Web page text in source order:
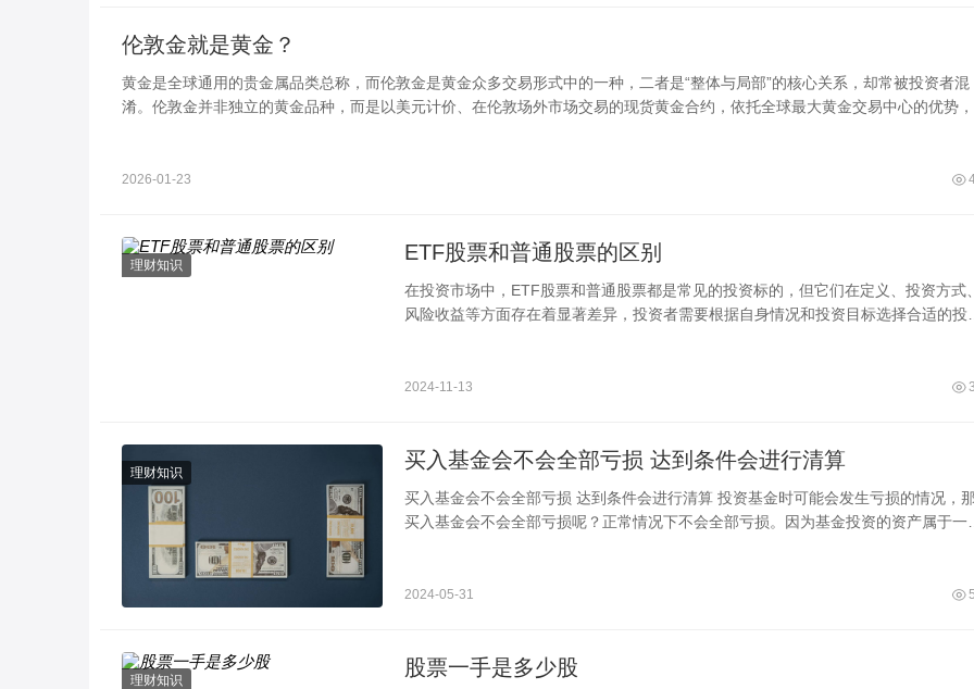
伦敦金就是黄金？
黄金是全球通用的贵金属品类总称，而伦敦金是黄金众多交易形式中的一种，二者是“整体与局部”的核心关系，却常被投资者混
淆。伦敦金并非独立的黄金品种，而是以美元计价、在伦敦场外市场交易的现货黄金合约，依托全球最大黄金交易中心的优势，
2026-01-23
理财知识
ETF股票和普通股票的区别
在投资市场中，ETF股票和普通股票都是常见的投资标的，但它们在定义、投资方式、
风险收益等方面存在着显著差异，投资者需要根据自身情况和投资目标选择合适的投资
2024-11-13
理财知识
买入基金会不会全部亏损 达到条件会进行清算
买入基金会不会全部亏损 达到条件会进行清算 投资基金时可能会发生亏损的情况，那么
买入基金会不会全部亏损呢？正常情况下不会全部亏损。因为基金投资的资产属于一篮
2024-05-31
理财知识
股票一手是多少股